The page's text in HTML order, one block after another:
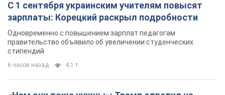
просьбу Зеленского о передаче Украине ракет
для Patriot
Американские запасы отдельных видов боеприпасов
ограничены